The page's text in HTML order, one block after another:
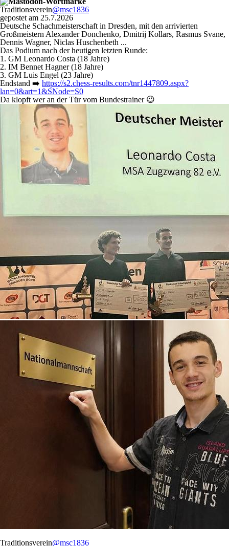
Traditionsverein@msc1836
gepostet am 25.7.2026
Deutsche Schachmeisterschaft in Dresden, mit den arrivierten
Großmeistern Alexander Donchenko, Dmitrij Kollars, Rasmus Svane,
Dennis Wagner, Niclas Huschenbeth ...
Das Podium nach der heutigen letzten Runde:
1. GM Leonardo Costa (18 Jahre)
2. IM Bennet Hagner (18 Jahre)
3. GM Luis Engel (23 Jahre)
Endstand ➡️ https://s2.chess-results.com/tnr1447809.aspx?
lan=0&art=1&SNode=S0
Da klopft wer an der Tür vom Bundestrainer 😉
Traditionsverein@msc1836